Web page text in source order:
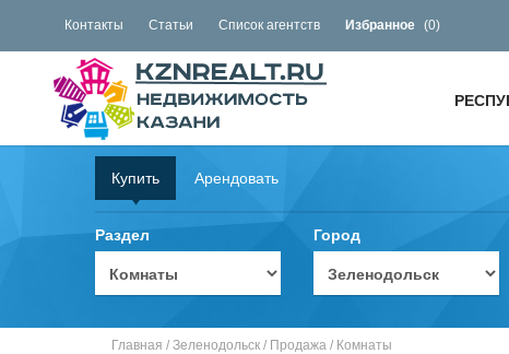
Контакты Статьи Список агентств Избранное (0)
Купить Арендовать
Раздел Город
Главная / Зеленодольск / Продажа / Комнаты